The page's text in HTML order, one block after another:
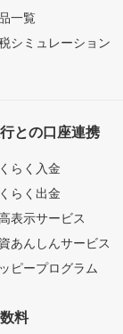
一覧
シミュレーション
との口座連携
らく入金
らく出金
表示サービス
あんしんサービス
ピープログラム
料